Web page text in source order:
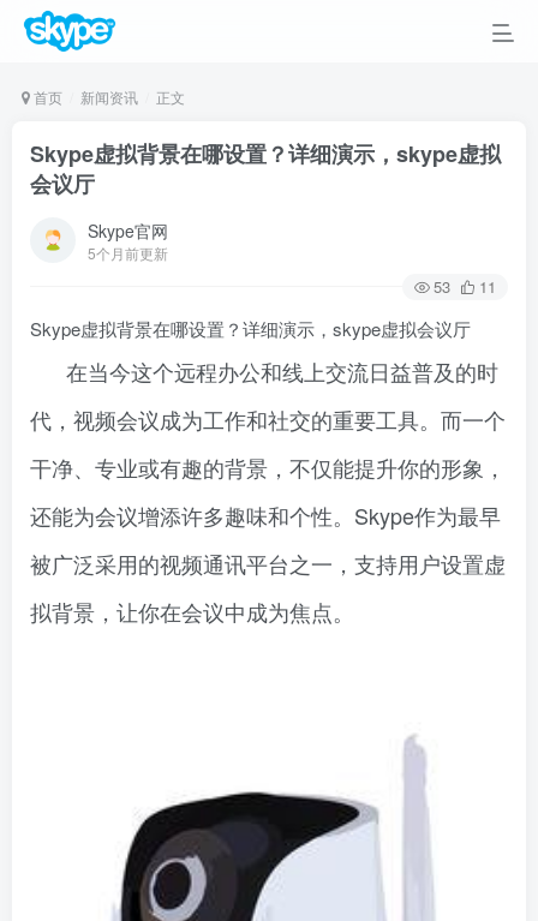
首页 新闻资讯 正文
Skype虚拟背景在哪设置？详细演示，skype虚拟
会议厅
Skype官网
5个月前更新
53 11
Skype虚拟背景在哪设置？详细演示，skype虚拟会议厅
在当今这个远程办公和线上交流日益普及的时
代，视频会议成为工作和社交的重要工具。而一个
干净、专业或有趣的背景，不仅能提升你的形象，
还能为会议增添许多趣味和个性。Skype作为最早
被广泛采用的视频通讯平台之一，支持用户设置虚
拟背景，让你在会议中成为焦点。